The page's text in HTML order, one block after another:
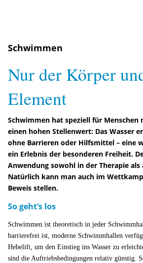
Schwimmen
Nur der Körper
Element
Schwimmen hat speziell für Menschen
einen hohen Stellenwert: Das Wasser
ohne Barrieren oder Hilfsmittel – eine
ein Erlebnis der besonderen Freiheit.
Anwendung sowohl in der Therapie
Natürlich kann man auch im
Beweis stellen.
So geht’s los
Schwimmen ist theoretisch in jeder
barrierefrei ist, moderne Schwimmhallen
Hebelift, um den Einstieg ins Wasser zu
sind die Auftriebsbedingungen relativ günstig.